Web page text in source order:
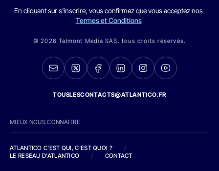
En cliquant sur s'inscrire, vous confirmez que vous acceptez nos
Termes et Conditions
© 2026 Talmont Media SAS. tous droits réservés.
TOUSLESCONTACTS@ATLANTICO.FR
MIEUX NOUS CONNAITRE
ATLANTICO C'EST QUI, C'EST QUOI ?
/
LE RESEAU D'ATLANTICO
/ CONTACT